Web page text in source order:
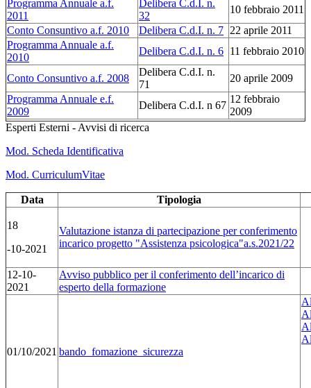
Programma Annuale a.f.
2011
Delibera C.d.I. n.
32
10 febbraio 2011
Conto Consuntivo a.f. 2010
Delibera C.d.I. n. 7 22 aprile 2011
Programma Annuale a.f.
2010
Delibera C.d.I. n. 6 11 febbraio 2010
Conto Consuntivo a.f. 2008
Delibera C.d.I. n.
71
20 aprile 2009
Programma Annuale e.f.
2009
Delibera C.d.I. n 67
12 febbraio
2009
Esperti Esterni - Avvisi di ricerca
Mod. Scheda Identificativa
Mod. CurriculumVitae
Data Tipologia
18
-10-2021
Valutazione istanza di partecipazione per conferimento
incarico progetto "Assistenza psicologica"a.s.2021/22
12-10-
2021
Avviso pubblico per il conferimento dell’incarico di
esperto della formazione
01/10/2021 bando_fomazione_sicurezza